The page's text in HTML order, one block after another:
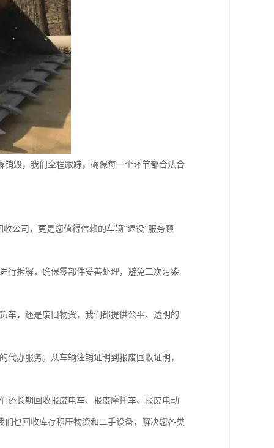
毁，我们全程跟踪，确保每一个环节都合法合
公司，更是您值得信赖的车辆“退役”服务顾
行拆解，确保零部件妥善处理，避免二次污染
车，还是废旧物资，我们都提供公平、透明的
办服务。从车辆注销证明到报废回收证明，
还长期回收报废电车、报废摩托车、报废电动
也回收库存积压物资和二手设备，解决您各类